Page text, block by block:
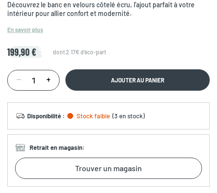
Découvrez le banc en velours côtelé écru, l'ajout parfait à votre
intérieur pour allier confort et modernité.
En savoir plus
199,90 € dont 2.17€ d'éco-part
AJOUTER AU PANIER
Disponibilité : Stock faible (3 en stock)
Retrait en magasin:
Trouver un magasin